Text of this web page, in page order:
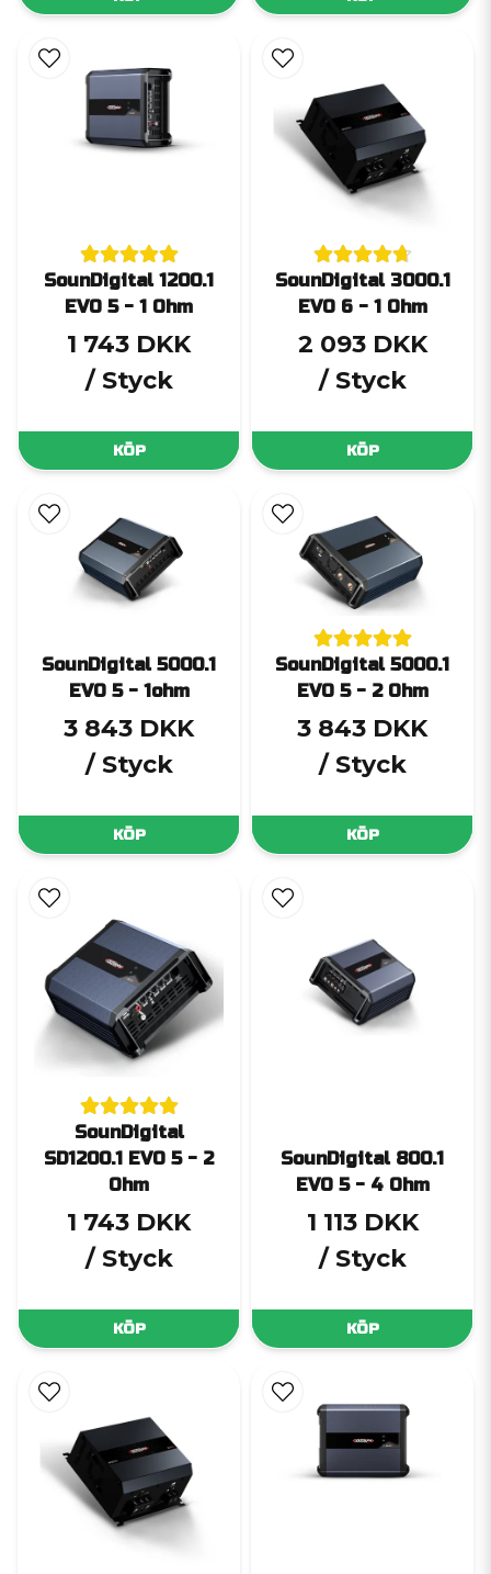
SounDigital 1200.1
EVO 5 - 1 Ohm
1 743 DKK
/ Styck
KÖP
SounDigital 3000.1
EVO 6 - 1 Ohm
2 093 DKK
/ Styck
KÖP
SounDigital 5000.1
EVO 5 - 1ohm
3 843 DKK
/ Styck
KÖP
SounDigital 5000.1
EVO 5 - 2 Ohm
3 843 DKK
/ Styck
KÖP
SounDigital
SD1200.1 EVO 5 - 2
Ohm
1 743 DKK
/ Styck
KÖP
SounDigital 800.1
EVO 5 - 4 Ohm
1 113 DKK
/ Styck
KÖP